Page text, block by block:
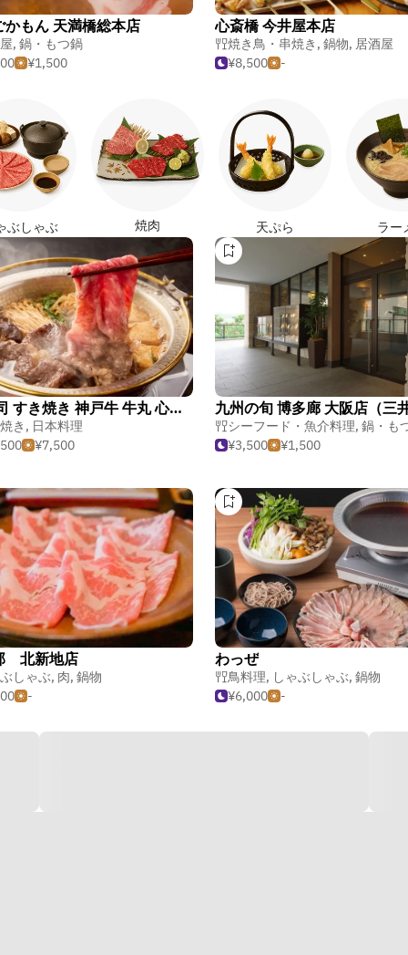
かもん 天満橋総本店
, 鍋・もつ鍋
¥1,500
心斎橋 今井屋本店
焼き鳥・串焼き , 鍋物, 居酒屋
¥8,500
-
ぶしゃぶ 焼肉 天ぷら ラー
蟹 寿司 すき焼き 神戸牛 牛丸 心斎橋
き , 日本料理
¥7,500
シーフード・魚介料理, 鍋・も
¥3,500
¥1,500
北新地店
しゃぶ, 肉, 鍋物
-
わっぜ
鳥料理, しゃぶしゃぶ, 鍋物
¥6,000
-